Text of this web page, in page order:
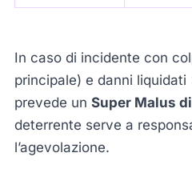
In caso di incidente con
principale) e danni
prevede un Super Malus
deterrente serve a
l’agevolazione.